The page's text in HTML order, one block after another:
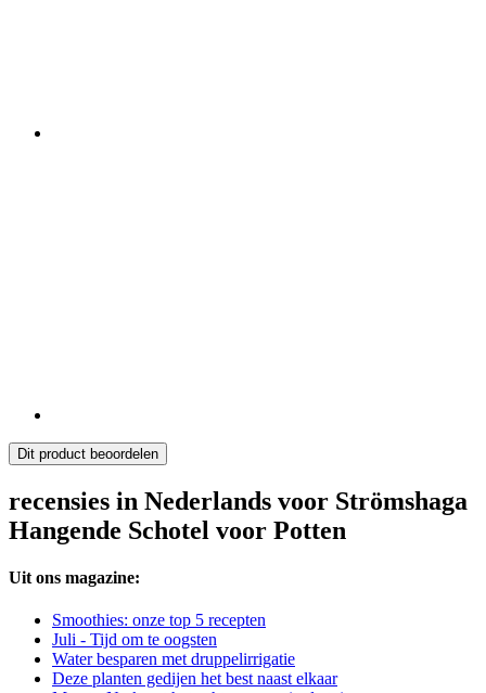
Dit product beoordelen
recensies in Nederlands voor Strömshaga
Hangende Schotel voor Potten
Uit ons magazine:
Smoothies: onze top 5 recepten
Juli - Tijd om te oogsten
Water besparen met druppelirrigatie
Deze planten gedijen het best naast elkaar